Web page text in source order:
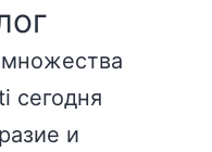
множества
сегодня
и